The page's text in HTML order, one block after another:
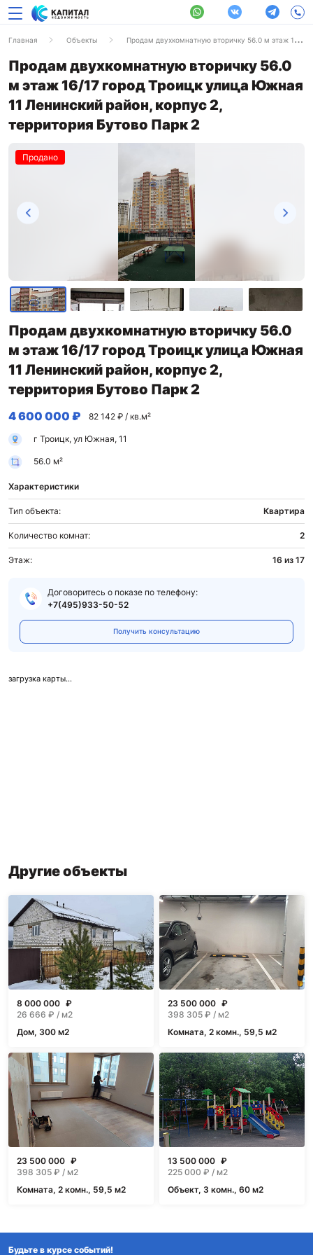
Главная Объекты Продам двухкомнатную вторичку 56.0 м этаж 16/17 город Троицк улица Южная 11 Ленинский район, корпус 2, территория Бутово Парк 2
Продам двухкомнатную вторичку 56.0
м этаж 16/17 город Троицк улица Южная
11 Ленинский район, корпус 2,
территория Бутово Парк 2
Продано
Продам двухкомнатную вторичку 56.0
м этаж 16/17 город Троицк улица Южная
11 Ленинский район, корпус 2,
территория Бутово Парк 2
4 600 000 ₽ 82 142 ₽ / кв.м²
г Троицк, ул Южная, 11
56.0 м²
Характеристики
Тип объекта: Квартира
Количество комнат: 2
Этаж: 16 из 17
Договоритесь о показе по телефону:
+7(495)933-50-52
Получить консультацию
загрузка карты...
Другие объекты
8 000 000 ₽
26 666 ₽ / м2
Дом, 300 м2
23 500 000 ₽
398 305 ₽ / м2
Комната, 2 комн., 59,5 м2
23 500 000 ₽
398 305 ₽ / м2
Комната, 2 комн., 59,5 м2
13 500 000 ₽
225 000 ₽ / м2
Объект, 3 комн., 60 м2
Будьте в курсе событий!